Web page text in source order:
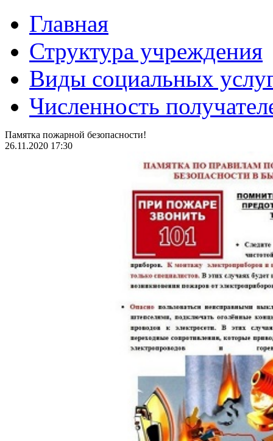
Главная
Структура учреждения
Виды социальных
Численность
Памятка пожарной безопасности!
26.11.2020 17:30